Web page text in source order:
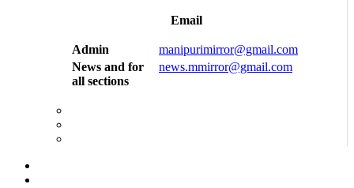
Email
Admin
manipurimirror@gmail.com
News and for
all sections
news.mmirror@gmail.com